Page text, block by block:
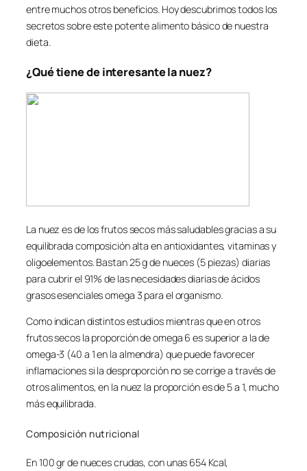
entre muchos otros beneficios. Hoy descubrimos todos los
secretos sobre este potente alimento básico de nuestra
dieta.
¿Qué tiene de interesante la nuez?
La nuez es de los frutos secos más saludables gracias a su
equilibrada composición alta en antioxidantes, vitaminas y
oligoelementos. Bastan 25 g de nueces (5 piezas) diarias
para cubrir el 91% de las necesidades diarias de ácidos
grasos esenciales omega 3 para el organismo.
Como indican distintos estudios mientras que en otros
frutos secos la proporción de omega 6 es superior a la de
omega-3 (40 a 1 en la almendra) que puede favorecer
inflamaciones si la desproporción no se corrige a través de
otros alimentos, en la nuez la proporción es de 5 a 1, mucho
más equilibrada.
Composición nutricional
En 100 gr de nueces crudas, con unas 654 Kcal,